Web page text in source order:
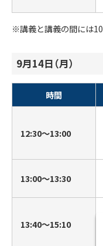
※講義と講義の間には10
9月14日（月）
時間
12:30〜13:00
13:00〜13:30
13:40〜15:10